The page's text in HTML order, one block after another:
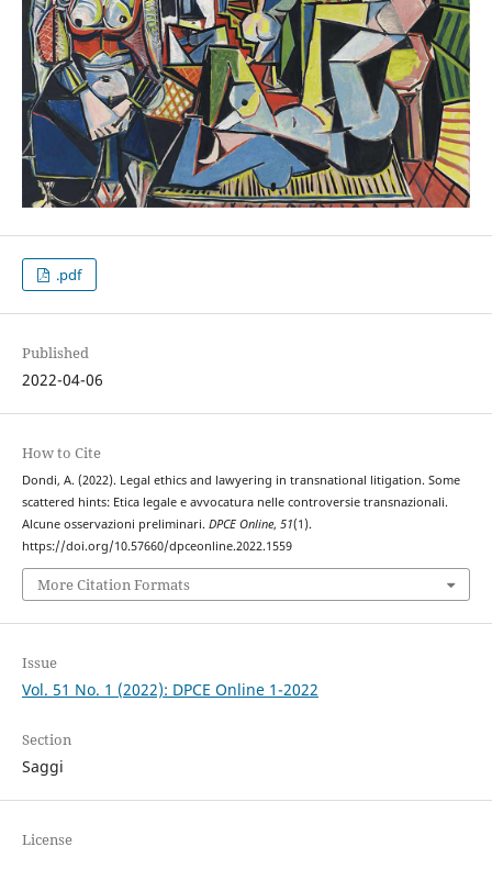
.pdf
Published
2022-04-06
How to Cite
Dondi, A. (2022). Legal ethics and lawyering in transnational litigation. Some
scattered hints: Etica legale e avvocatura nelle controversie transnazionali.
Alcune osservazioni preliminari. DPCE Online, 51(1).
https://doi.org/10.57660/dpceonline.2022.1559
More Citation Formats
Issue
Vol. 51 No. 1 (2022): DPCE Online 1-2022
Section
Saggi
License